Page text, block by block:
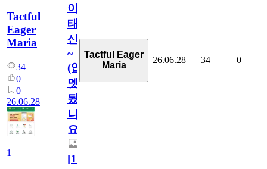
Tactful
Eager
Maria
34
0
0
26.06.28
1
아
태
산
~
(업
뎃
됬
나
요)
[1]
Tactful Eager
Maria
26.06.28 34 0